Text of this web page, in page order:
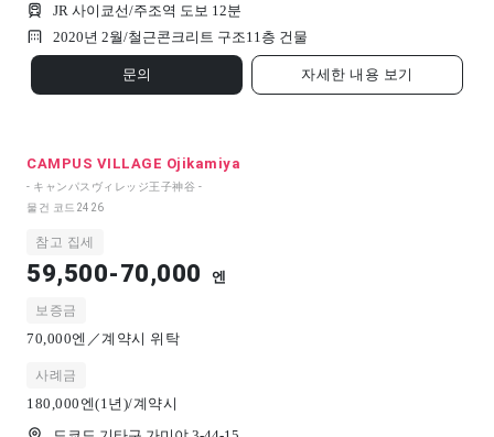
JR 사이쿄선/주조역 도보 12분
2020년 2월/철근콘크리트 구조11 층 건물
문의 자세한 내용 보기
CAMPUS VILLAGE Ojikamiya
- キャンパスヴィレッジ王子神谷 -
물건 코드 2426
참고 집세
59,500-70,000 엔
보증금
70,000엔／계약시 위탁
사례금
180,000엔(1년)/계약시